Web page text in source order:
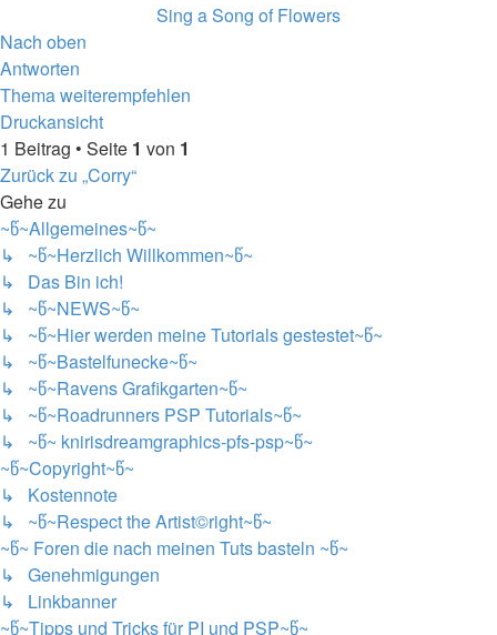
Sing a Song of Flowers
Nach oben
Antworten
Thema weiterempfehlen
Druckansicht
1 Beitrag • Seite 1 von 1
Zurück zu „Corry“
Gehe zu
~წ~Allgemeines~წ~
↳ ~წ~Herzlich Willkommen~წ~
↳ Das Bin ich!
↳ ~წ~NEWS~წ~
↳ ~წ~Hier werden meine Tutorials gestestet~წ~
↳ ~წ~Bastelfunecke~წ~
↳ ~წ~Ravens Grafikgarten~წ~
↳ ~წ~Roadrunners PSP Tutorials~წ~
↳ ~წ~ knirisdreamgraphics-pfs-psp~წ~
~წ~Copyright~წ~
↳ Kostennote
↳ ~წ~Respect the Artist©right~წ~
~წ~ Foren die nach meinen Tuts basteln ~წ~
↳ Genehmigungen
↳ Linkbanner
~წ~Tipps und Tricks für PI und PSP~წ~